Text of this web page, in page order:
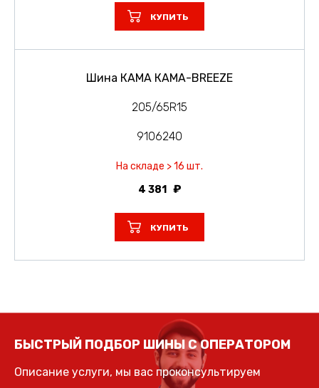
КУПИТЬ
Шина КАМА КАМА-BREEZE
205/65R15
9106240
На складе > 16 шт.
4 381
КУПИТЬ
БЫСТРЫЙ ПОДБОР ШИНЫ С ОПЕРАТОРОМ
Описание услуги, мы вас проконсультируем